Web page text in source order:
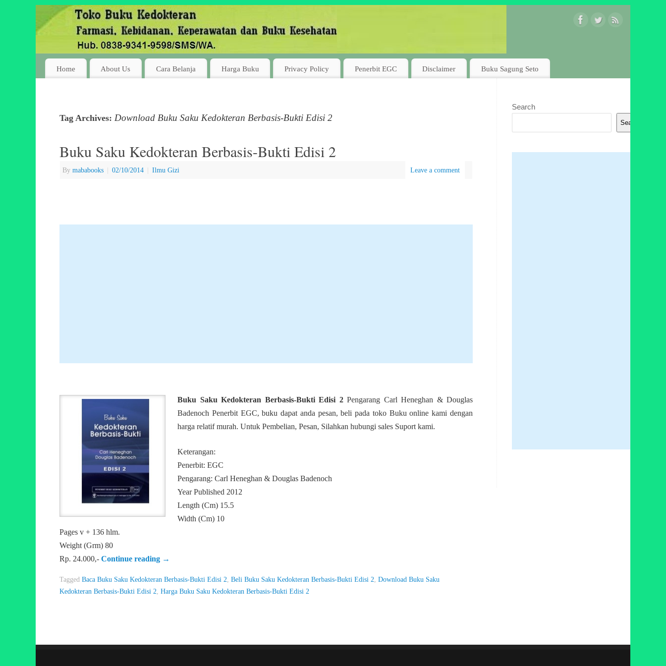
Home About Us Cara Belanja Harga Buku Privacy Policy Penerbit EGC Disclaimer Buku Sagung Seto
Tag Archives: Download Buku Saku Kedokteran Berbasis-Bukti Edisi 2
Buku Saku Kedokteran Berbasis-Bukti Edisi 2
By mababooks | 02/10/2014 | Ilmu Gizi Leave a comment
Buku Saku Kedokteran Berbasis-Bukti Edisi 2Pengarang Carl Heneghan & Douglas
Badenoch Penerbit EGC, buku dapat anda pesan, beli pada toko Buku online kami dengan
harga relatif murah. Untuk Pembelian, Pesan, Silahkan hubungi sales Suport kami.
Keterangan:
Penerbit: EGC
Pengarang: Carl Heneghan & Douglas Badenoch
Year Published 2012
Length (Cm) 15.5
Width (Cm) 10
Pages v + 136 hlm.
Weight (Grm) 80
Rp. 24.000,- Continue reading →
Tagged Baca Buku Saku Kedokteran Berbasis-Bukti Edisi 2 Beli Buku Saku Kedokteran Berbasis-Bukti Edisi 2 Download Buku Saku
Kedokteran Berbasis-Bukti Edisi 2 Harga Buku Saku Kedokteran Berbasis-Bukti Edisi 2
Search
Search